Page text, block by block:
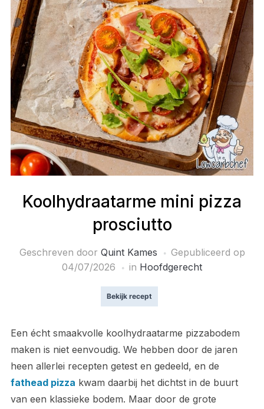
Koolhydraatarme mini pizza
prosciutto
Geschreven door Quint Kames
Gepubliceerd op
04/07/2026
in Hoofdgerecht
Bekijk recept
Een écht smaakvolle koolhydraatarme pizzabodem
maken is niet eenvoudig. We hebben door de jaren
heen allerlei recepten getest en gedeeld, en de
fathead pizza kwam daarbij het dichtst in de buurt
van een klassieke bodem. Maar door de grote